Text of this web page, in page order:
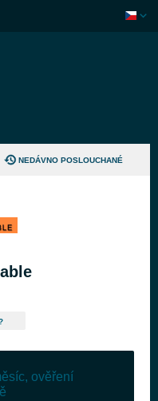
NEDÁVNO POSLOUCHANÉ
ověření